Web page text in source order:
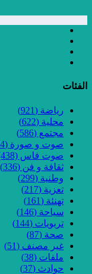
الفئات
رياضة (921)
محلية (622)
مجتمع (586)
صوت و صورة (484)
صوت فاس Tv
ثقافة و فن (336)
وطنية (299)
تعزية (217)
تهنئة (161)
سياحة (146)
تربويات (144)
صحة (87)
غير مصنف (51)
ملفات (38)
حوادث (37)